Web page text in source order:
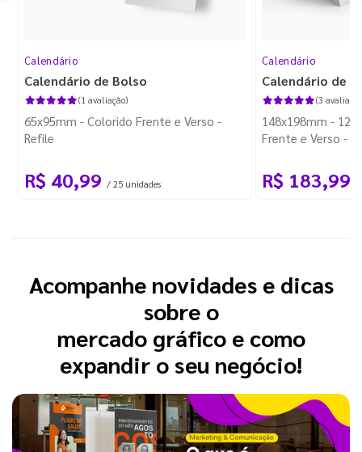
Calendário
Calendário de Bolso
(1 avaliação)
65x95mm - Colorido Frente e Verso -
Refile
R$ 40,99 / 25 unidades
Calendário
Calendário de
(3
148x198mm - 12
Frente e Verso -
R$ 183,99
Acompanhe novidades e dicas
sobre o
mercado gráfico e como
expandir o seu negócio!